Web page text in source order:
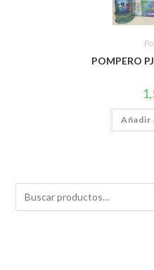
POMPERO
Añadir